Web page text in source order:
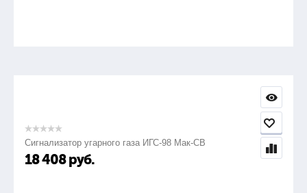
Сигнализатор угарного газа ИГС-98 Мак-СВ
18 408 руб.